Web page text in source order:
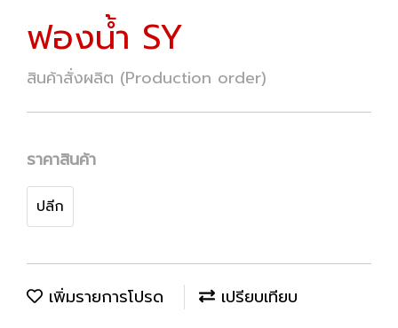
ฟองน้ำ SY
สินค้าสั่งผลิต (Production order)
ราคาสินค้า
ปลีก
เพิ่มรายการโปรด
เปรียบเทียบ